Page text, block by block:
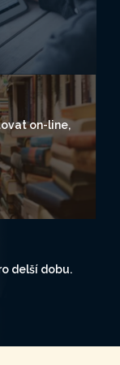
on-line,
delší dobu.